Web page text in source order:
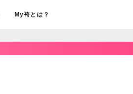
My袴とは？